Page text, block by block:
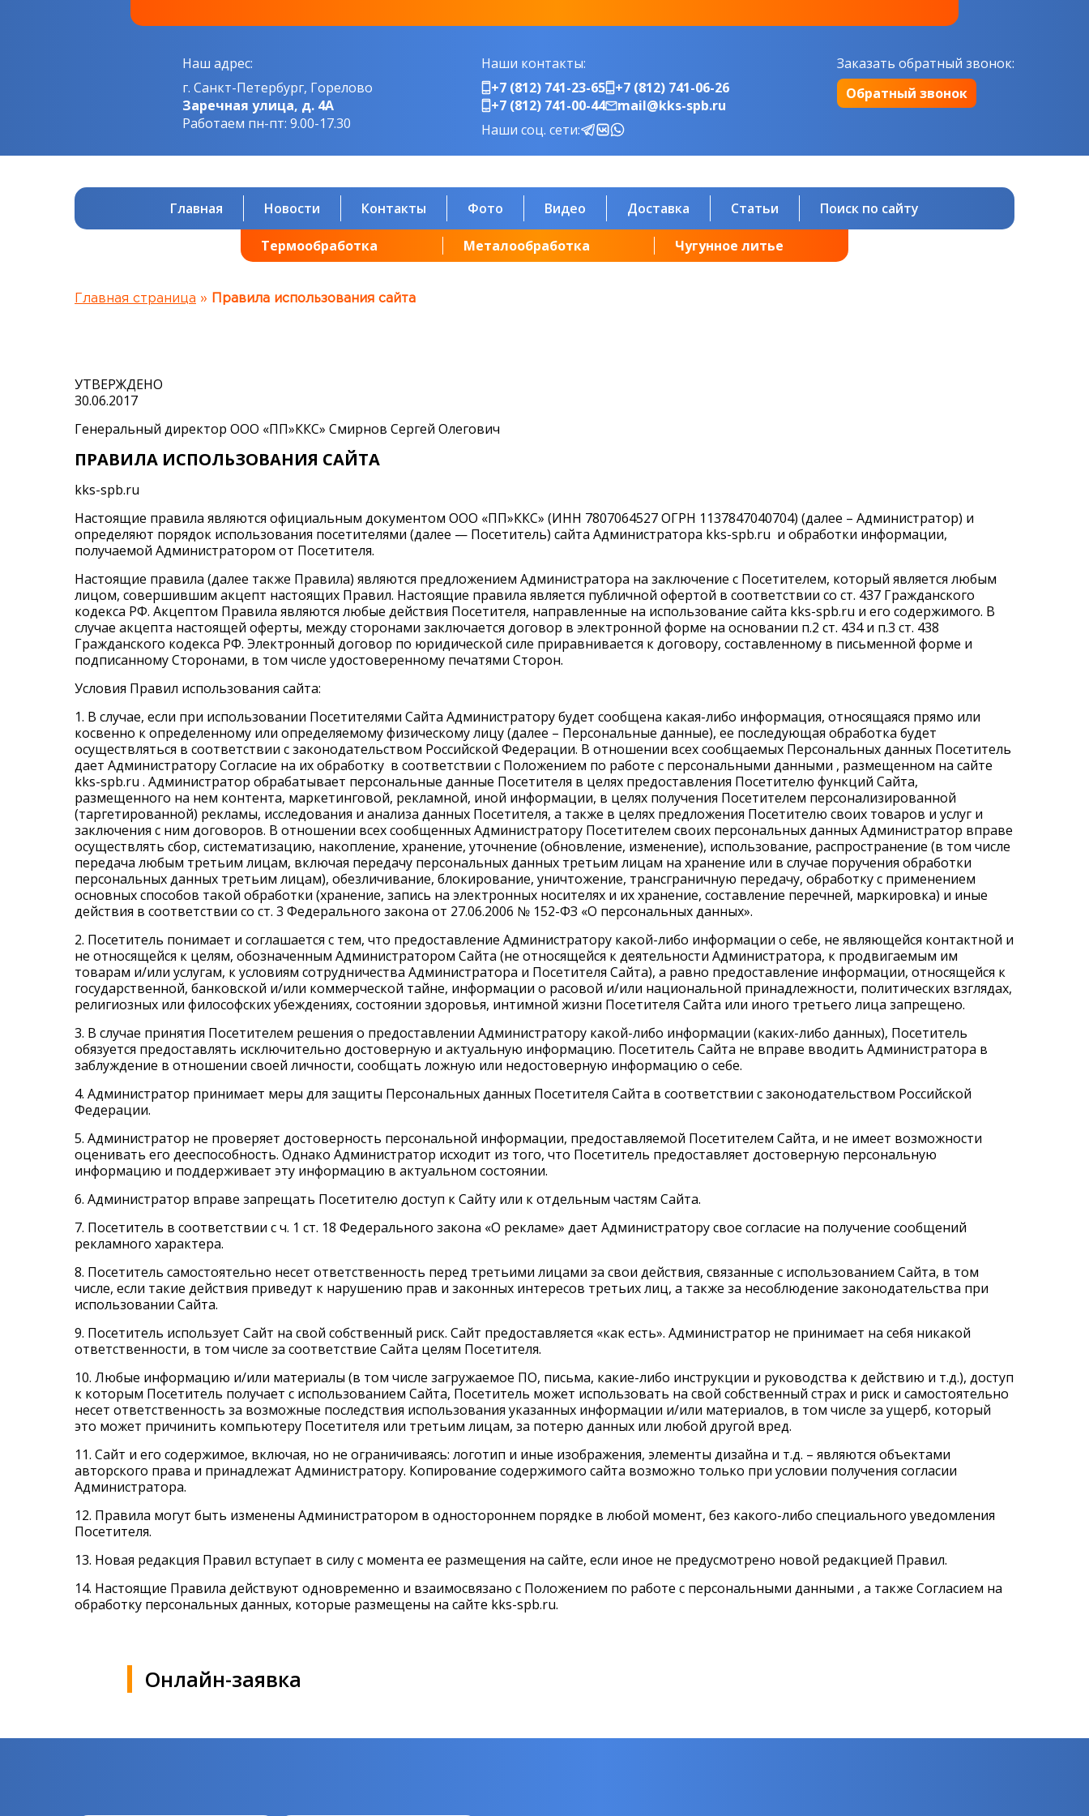
Наш адрес:
г. Санкт-Петербург, Горелово
Заречная улица, д. 4А
Работаем пн-пт: 9.00-17.30
Наши контакты:
+7 (812) 741-23-65
+7 (812) 741-00-44
+7 (812) 741-06-26
mail@kks-spb.ru
Наши соц. сети:
Заказать обратный звонок:
Обратный звонок
Главная Новости Контакты Фото Видео Доставка Статьи Поиск по сайту
Термообработка Металообработка Чугунное литье
Главная страница » Правила использования сайта
УТВЕРЖДЕНО
30.06.2017
Генеральный директор ООО «ПП»ККС» Смирнов Сергей Олегович
ПРАВИЛА ИСПОЛЬЗОВАНИЯ САЙТА
kks-spb.ru
Настоящие правила являются официальным документом ООО «ПП»ККС» (ИНН 7807064527 ОГРН 1137847040704) (далее – Администратор) и
определяют порядок использования посетителями (далее — Посетитель) сайта Администратора kks-spb.ru и обработки информации,
получаемой Администратором от Посетителя.
Настоящие правила (далее также Правила) являются предложением Администратора на заключение с Посетителем, который является любым
лицом, совершившим акцепт настоящих Правил. Настоящие правила является публичной офертой в соответствии со ст. 437 Гражданского
кодекса РФ. Акцептом Правила являются любые действия Посетителя, направленные на использование сайта kks-spb.ru и его содержимого. В
случае акцепта настоящей оферты, между сторонами заключается договор в электронной форме на основании п.2 ст. 434 и п.3 ст. 438
Гражданского кодекса РФ. Электронный договор по юридической силе приравнивается к договору, составленному в письменной форме и
подписанному Сторонами, в том числе удостоверенному печатями Сторон.
Условия Правил использования сайта:
1. В случае, если при использовании Посетителями Сайта Администратору будет сообщена какая-либо информация, относящаяся прямо или
косвенно к определенному или определяемому физическому лицу (далее – Персональные данные), ее последующая обработка будет
осуществляться в соответствии с законодательством Российской Федерации. В отношении всех сообщаемых Персональных данных Посетитель
дает АдминистраторуСогласие на их обработку в соответствии с Положением по работе с персональными данными , размещенном на сайте
kks-spb.ru . Администратор обрабатывает персональные данные Посетителя в целях предоставления Посетителю функций Сайта,
размещенного на нем контента, маркетинговой, рекламной, иной информации, в целях получения Посетителем персонализированной
(таргетированной) рекламы, исследования и анализа данных Посетителя, а также в целях предложения Посетителю своих товаров и услуг и
заключения с ним договоров. В отношении всех сообщенных Администратору Посетителем своих персональных данных Администратор вправе
осуществлять сбор, систематизацию, накопление, хранение, уточнение (обновление, изменение), использование, распространение (в том числе
передача любым третьим лицам, включая передачу персональных данных третьим лицам на хранение или в случае поручения обработки
персональных данных третьим лицам), обезличивание, блокирование, уничтожение, трансграничную передачу, обработку с применением
основных способов такой обработки (хранение, запись на электронных носителях и их хранение, составление перечней, маркировка) и иные
действия в соответствии со ст. 3 Федерального закона от 27.06.2006 № 152-ФЗ «О персональных данных».
2. Посетитель понимает и соглашается с тем, что предоставление Администратору какой-либо информации о себе, не являющейся контактной и
не относящейся к целям, обозначенным Администратором Сайта (не относящейся к деятельности Администратора, к продвигаемым им
товарам и/или услугам, к условиям сотрудничества Администратора и Посетителя Сайта), а равно предоставление информации, относящейся к
государственной, банковской и/или коммерческой тайне, информации о расовой и/или национальной принадлежности, политических взглядах,
религиозных или философских убеждениях, состоянии здоровья, интимной жизни Посетителя Сайта или иного третьего лица запрещено.
3. В случае принятия Посетителем решения о предоставлении Администратору какой-либо информации (каких-либо данных), Посетитель
обязуется предоставлять исключительно достоверную и актуальную информацию. Посетитель Сайта не вправе вводить Администратора в
заблуждение в отношении своей личности, сообщать ложную или недостоверную информацию о себе.
4. Администратор принимает меры для защиты Персональных данных Посетителя Сайта в соответствии с законодательством Российской
Федерации.
5. Администратор не проверяет достоверность персональной информации, предоставляемой Посетителем Сайта, и не имеет возможности
оценивать его дееспособность. Однако Администратор исходит из того, что Посетитель предоставляет достоверную персональную
информацию и поддерживает эту информацию в актуальном состоянии.
6. Администратор вправе запрещать Посетителю доступ к Сайту или к отдельным частям Сайта.
7. Посетитель в соответствии с ч. 1 ст. 18 Федерального закона «О рекламе» дает Администратору свое согласие на получение сообщений
рекламного характера.
8. Посетитель самостоятельно несет ответственность перед третьими лицами за свои действия, связанные с использованием Сайта, в том
числе, если такие действия приведут к нарушению прав и законных интересов третьих лиц, а также за несоблюдение законодательства при
использовании Сайта.
9. Посетитель использует Сайт на свой собственный риск. Сайт предоставляется «как есть». Администратор не принимает на себя никакой
ответственности, в том числе за соответствие Сайта целям Посетителя.
10. Любые информацию и/или материалы (в том числе загружаемое ПО, письма, какие-либо инструкции и руководства к действию и т.д.), доступ
к которым Посетитель получает с использованием Сайта, Посетитель может использовать на свой собственный страх и риск и самостоятельно
несет ответственность за возможные последствия использования указанных информации и/или материалов, в том числе за ущерб, который
это может причинить компьютеру Посетителя или третьим лицам, за потерю данных или любой другой вред.
11. Сайт и его содержимое, включая, но не ограничиваясь: логотип и иные изображения, элементы дизайна и т.д. – являются объектами
авторского права и принадлежат Администратору. Копирование содержимого сайта возможно только при условии получения согласии
Администратора.
12. Правила могут быть изменены Администратором в одностороннем порядке в любой момент, без какого-либо специального уведомления
Посетителя.
13. Новая редакция Правил вступает в силу с момента ее размещения на сайте, если иное не предусмотрено новой редакцией Правил.
14. Настоящие Правила действуют одновременно и взаимосвязано с Положением по работе с персональными данными , а также Согласием на
обработку персональных данных, которые размещены на сайте kks-spb.ru.
Онлайн-заявка